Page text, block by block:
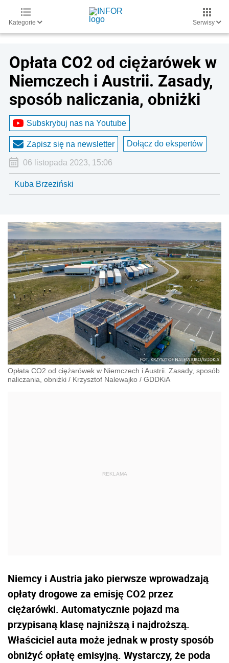
Kategorie Serwisy
Opłata CO2 od ciężarówek w
Niemczech i Austrii. Zasady,
sposób naliczania, obniżki
Subskrybuj nas na Youtube
Zapisz się na newsletter Dołącz do ekspertów
06 listopada 2023, 15:06
Kuba Brzeziński
Opłata CO2 od ciężarówek w Niemczech i Austrii. Zasady, sposób
naliczania, obniżki / Krzysztof Nalewajko / GDDKiA
Niemcy i Austria jako pierwsze wprowadzają
opłaty drogowe za emisję CO2 przez
ciężarówki. Automatycznie pojazd ma
przypisaną klasę najniższą i najdroższą.
Właściciel auta może jednak w prosty sposób
obniżyć opłatę emisyjną. Wystarczy, że poda